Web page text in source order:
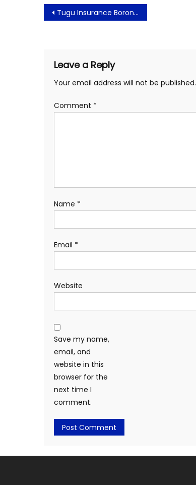
Post
navigation
Tugu Insurance Borong Penghargaan Bergengsi dalam Ajang Best Stock Awards 2025 dan Indonesia Best CFO Awards 2025
Leave a Reply
Your email address will not be published.
Comment *
Name *
Email *
Website
Save my name,
email, and
website in this
browser for the
next time I
comment.